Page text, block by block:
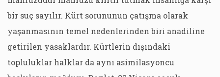
bir suç sayılır. Kürt sorununun çatışma olarak
yaşanmasının temel nedenlerinden biri anadiline
getirilen yasaklardır. Kürtlerin dışındaki
topluluklar halklar da aynı asimilasyoncu